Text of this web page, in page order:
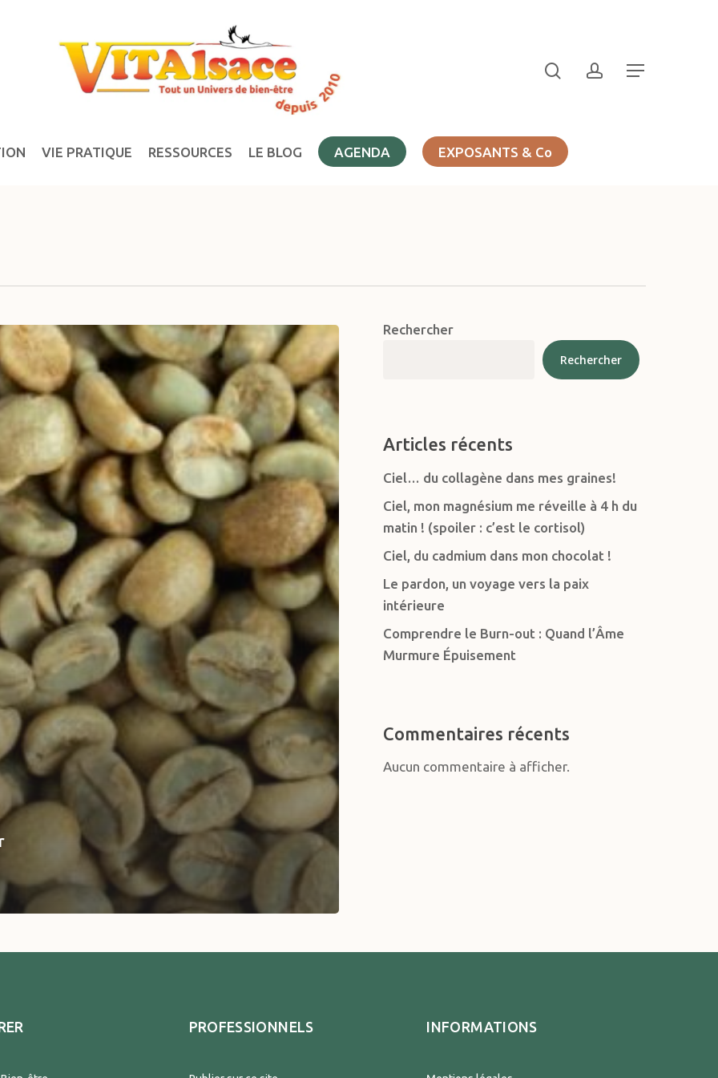
Menu
VIE PRATIQUE RESSOURCES LE BLOG AGENDA EXPOSANTS & Co
Rechercher
Rechercher
Articles récents
Ciel… du collagène dans mes graines!
Ciel, mon magnésium me réveille à 4 h du
matin ! (spoiler : c’est le cortisol)
Ciel, du cadmium dans mon chocolat !
Le pardon, un voyage vers la paix
intérieure
Comprendre le Burn-out : Quand l’Âme
Murmure Épuisement
Commentaires récents
Aucun commentaire à afficher.
PROFESSIONNELS INFORMATIONS